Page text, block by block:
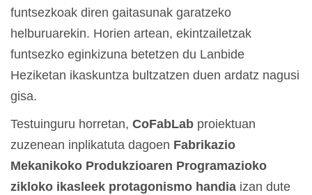
funtsezkoak diren gaitasunak garatzeko
helburuarekin. Horien artean, ekintzailetzak
funtsezko eginkizuna betetzen du Lanbide
Heziketan ikaskuntza bultzatzen duen ardatz nagusi
gisa.
Testuinguru horretan, CoFabLab proiektuan
zuzenean inplikatuta dagoen Fabrikazio
Mekanikoko Produkzioaren Programazioko
zikloko ikasleek protagonismo handia izan dute